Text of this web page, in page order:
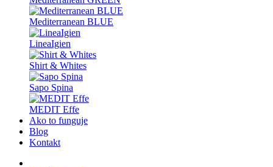
Mediterranean BLUE
LineaIgien
Shirt & Whites
Sapo Spina
MEDIT Effe
Ako to funguje
Blog
Kontakt